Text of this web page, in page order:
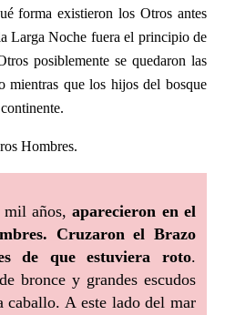
forma existieron los Otros antes
Larga Noche fuera el principio de
posiblemente se quedaron las
mientras que los hijos del bosque
Hombres.
mil años,aparecieron en el
Cruzaron el Brazo
de que estuviera roto.
bronce y grandes escudos
caballo. A este lado del mar